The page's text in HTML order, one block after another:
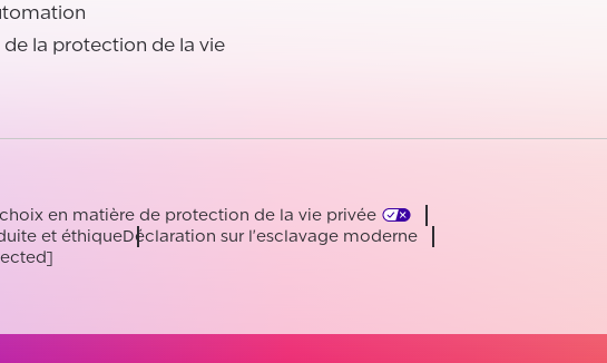
de la protection de la vie
en matière de protection de la vie privée
et éthiqueDéclaration sur l'esclavage moderne